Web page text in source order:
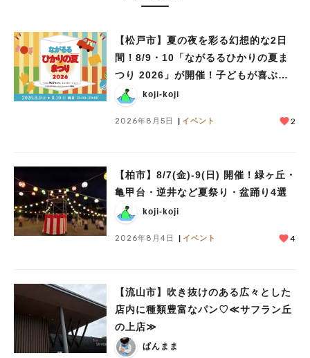
【松戸市】夏の夜を彩る幻想的な2日
間！8/9・10「ながるるひかりの夏ま
つり 2026」が開催！子どもが喜ぶワ
ークショップや限定ヒーローショーも
koji-koji
2026年8月5日 イベント 2
【柏市】8/7(金)‐9(日) 開催！緑ヶ丘・
亀甲台・逆井など夏祭り・盆踊り4選
koji-koji
2026年8月4日 イベント 4
【流山市】吹き抜けのある広々とした
店内に種類豊富なパン♡≪サフラン丘
の上店≫
ぱんまま
人気のキーワード
#カフェ
#教えたい／教えて投稿記事